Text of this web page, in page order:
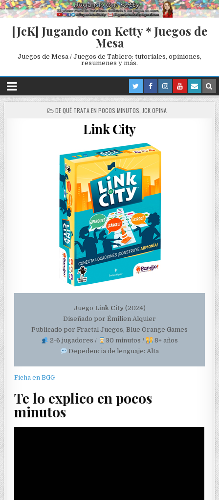
[JcK] Jugando con Ketty * Juegos de
Mesa
Juegos de Mesa / Juegos de Tablero: tutoriales, opiniones,
resumenes y más.
P
DE QUÉ TRATA EN POCOS MINUTOS JCK OPINA
Link City
Juego Link City(2024)
Diseñado por Émilien Alquier
Publicado por Fractal Juegos, Blue Orange Games
2-6 jugadores /
30 minutos /
8+ años
Depedencia de lenguaje: Alta
Ficha en BGG
Te lo explico en pocos
minutos